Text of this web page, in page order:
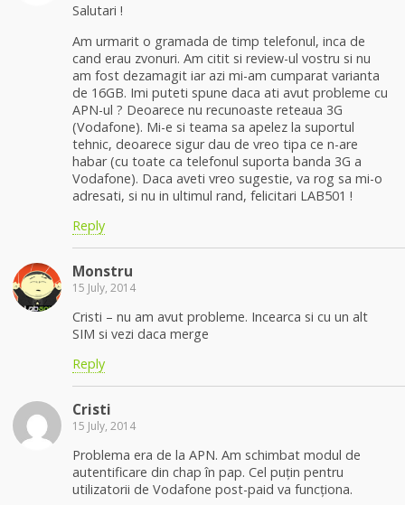
Salutari !
Am urmarit o gramada de timp telefonul, inca de
cand erau zvonuri. Am citit si review-ul vostru si nu
am fost dezamagit iar azi mi-am cumparat varianta
de 16GB. Imi puteti spune daca ati avut probleme cu
APN-ul ? Deoarece nu recunoaste reteaua 3G
(Vodafone). Mi-e si teama sa apelez la suportul
tehnic, deoarece sigur dau de vreo tipa ce n-are
habar (cu toate ca telefonul suporta banda 3G a
Vodafone). Daca aveti vreo sugestie, va rog sa mi-o
adresati, si nu in ultimul rand, felicitari LAB501 !
Reply
Monstru
15 July, 2014
Cristi – nu am avut probleme. Incearca si cu un alt
SIM si vezi daca merge
Reply
Cristi
15 July, 2014
Problema era de la APN. Am schimbat modul de
autentificare din chap în pap. Cel puțin pentru
utilizatorii de Vodafone post-paid va funcționa.